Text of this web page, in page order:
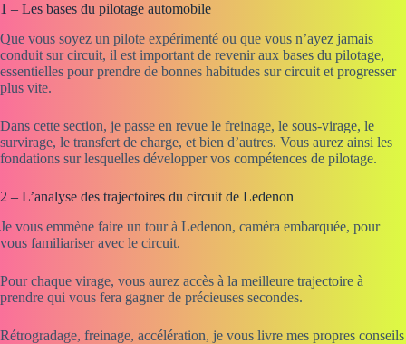
1 – Les bases du pilotage automobile
Que vous soyez un pilote expérimenté ou que vous n’ayez jamais
conduit sur circuit, il est important de revenir aux bases du pilotage,
essentielles pour prendre de bonnes habitudes sur circuit et progresser
plus vite.
Dans cette section, je passe en revue le freinage, le sous-virage, le
survirage, le transfert de charge, et bien d’autres. Vous aurez ainsi les
fondations sur lesquelles développer vos compétences de pilotage.
2 – L’analyse des trajectoires du circuit de Ledenon
Je vous emmène faire un tour à Ledenon, caméra embarquée, pour
vous familiariser avec le circuit.
Pour chaque virage, vous aurez accès à la meilleure trajectoire à
prendre qui vous fera gagner de précieuses secondes.
Rétrogradage, freinage, accélération, je vous livre mes propres conseils